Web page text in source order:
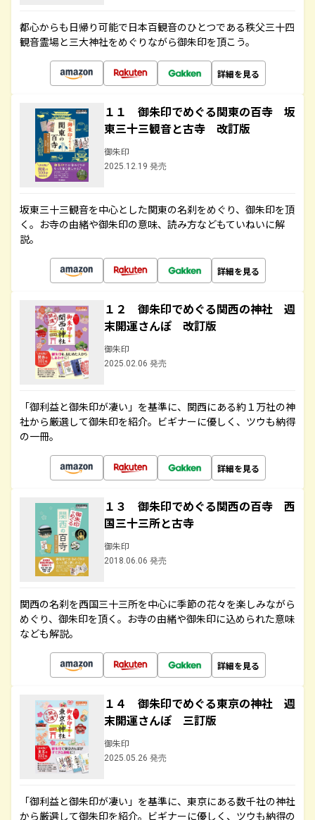
都心からも日帰り可能で日本百観音のひとつである秩父三十四
観音霊場と三大神社をめぐりながら御朱印を頂こう。
詳細を見る
１１ 御朱印でめぐる関東の百寺 坂
東三十三観音と古寺 改訂版
御朱印
2025.12.19 発売
坂東三十三観音を中心とした関東の名刹をめぐり、御朱印を頂
く。お寺の由緒や御朱印の意味、読み方などもていねいに解
説。
詳細を見る
１２ 御朱印でめぐる関西の神社 週
末開運さんぽ 改訂版
御朱印
2025.02.06 発売
「御利益と御朱印が凄い」を基準に、関西にある約１万社の神
社から厳選して御朱印を紹介。ビギナーに優しく、ツウも納得
の一冊。
詳細を見る
１３ 御朱印でめぐる関西の百寺 西
国三十三所と古寺
御朱印
2018.06.06 発売
関西の名刹を西国三十三所を中心に季節の花々を楽しみながら
めぐり、御朱印を頂く。お寺の由緒や御朱印に込められた意味
なども解説。
詳細を見る
１４ 御朱印でめぐる東京の神社 週
末開運さんぽ 三訂版
御朱印
2025.05.26 発売
「御利益と御朱印が凄い」を基準に、東京にある数千社の神社
から厳選して御朱印を紹介。ビギナーに優しく、ツウも納得の